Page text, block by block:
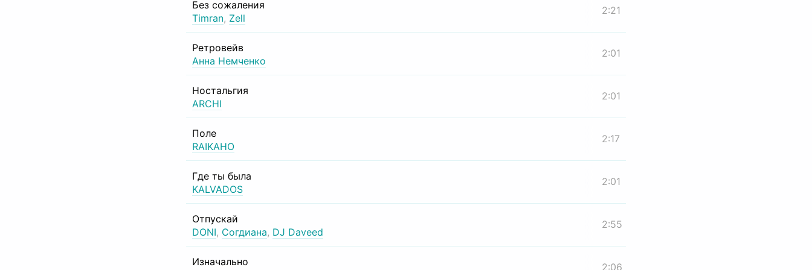
Без сожаления
Timran, Zell
2:21
Ретровейв
Анна Немченко
2:01
Ностальгия
ARCHI
2:01
Поле
RAIKAHO
2:17
Где ты была
KALVADOS
2:01
Отпускай
DONI, Согдиана, DJ Daveed
2:55
Изначально
2:06